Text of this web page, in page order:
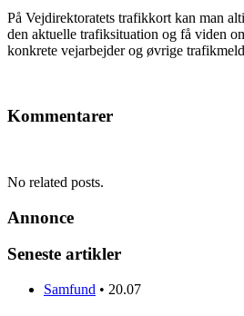
På Vejdirektoratets trafikkort kan man
den aktuelle trafiksituation og få viden
konkrete vejarbejder og øvrige
Kommentarer
No related posts.
Annonce
Seneste artikler
Samfund • 20.07